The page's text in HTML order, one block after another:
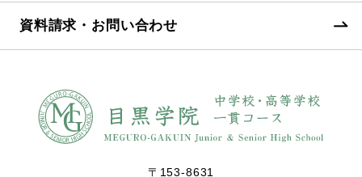
資料請求・お問い合わせ
〒153-8631